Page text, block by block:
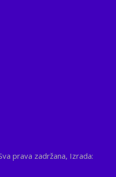
prava zadržana, Izrada: